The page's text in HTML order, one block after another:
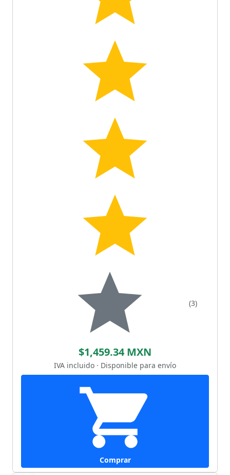
(3)
$1,459.34 MXN
IVA incluido · Disponible para envío
Comprar